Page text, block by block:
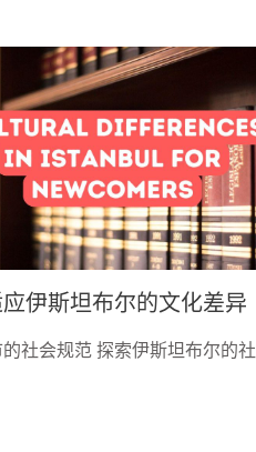
伊斯坦布尔的文化差异
社会规范 探索伊斯坦布尔的社